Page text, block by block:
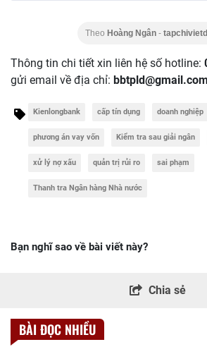
Theo Hoàng Ngân -
Thông tin chi tiết xin liên hệ số hotline:
gửi email về địa chỉ: bbtpld@gmail.com
Kienlongbank cấp tín dụng doanh nghiệp
phương án vay vốn Kiểm tra sau giải ngân
xử lý nợ xấu quản trị rủi ro sai phạm
Thanh tra Ngân hàng Nhà nước
Bạn nghĩ sao về bài viết này?
Chia sẻ
BÀI ĐỌC NHIỀU